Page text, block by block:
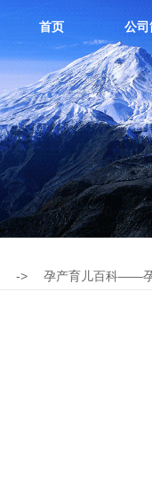
首页 公司
-> 孕产育儿百科——